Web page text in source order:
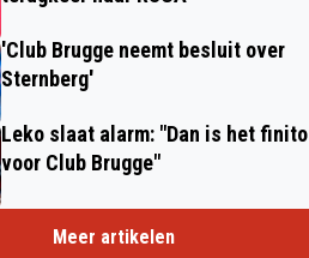
'Club Brugge neemt besluit over
Sternberg'
Leko slaat alarm: "Dan is het finito
voor Club Brugge"
Meer artikelen